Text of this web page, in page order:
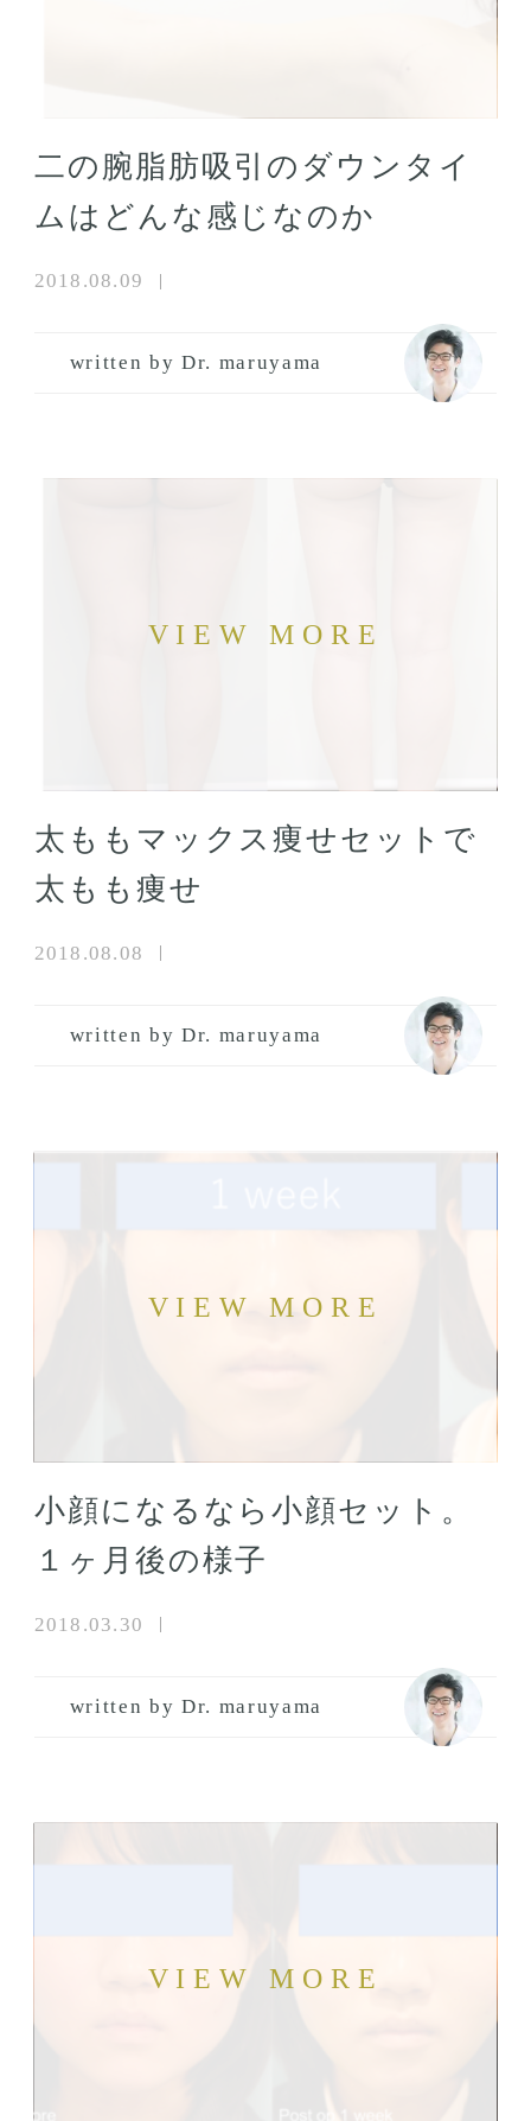
二の腕脂肪吸引のダウンタイ
ムはどんな感じなのか
2018.08.09
written by Dr. maruyama
太ももマックス痩せセットで
太もも痩せ
2018.08.08
written by Dr. maruyama
小顔になるなら小顔セット。
１ヶ月後の様子
2018.03.30
written by Dr. maruyama